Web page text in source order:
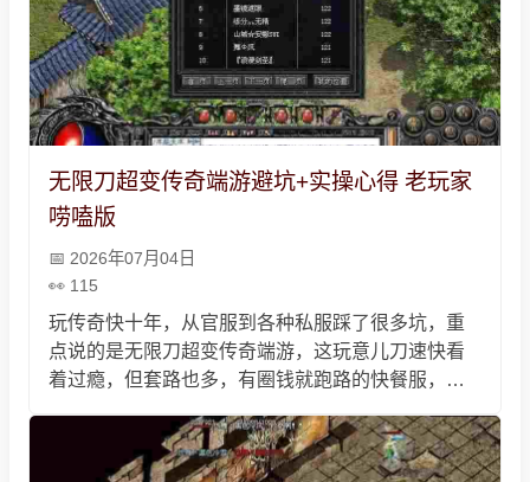
益。
无限刀超变传奇端游避坑+实操心得 老玩家
唠嗑版
2026年07月04日
115
玩传奇快十年，从官服到各种私服踩了很多坑，重
点说的是无限刀超变传奇端游，这玩意儿刀速快看
着过瘾，但套路也多，有圈钱就跑路的快餐服，还
有跟着主线攒装备元宝、群攻刷怪的小技巧，避坑
要选稳定服、别信夸张广告、不私下转账，玩传奇